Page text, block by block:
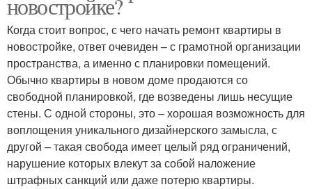
новостройке?
Когда стоит вопрос, с чего начать ремонт квартиры в
новостройке, ответ очевиден – с грамотной организации
пространства, а именно с планировки помещений.
Обычно квартиры в новом доме продаются со
свободной планировкой, где возведены лишь несущие
стены. С одной стороны, это – хорошая возможность для
воплощения уникального дизайнерского замысла, с
другой – такая свобода имеет целый ряд ограничений,
нарушение которых влекут за собой наложение
штрафных санкций или даже потерю квартиры.